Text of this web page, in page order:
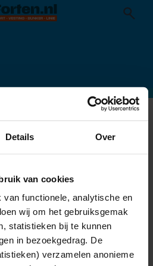
Details Over
van cookies
functionele, analytische en
wij om het gebruiksgemak
statistieken bij te kunnen
in bezoekgedrag. De
verzamelen anonieme
370×210